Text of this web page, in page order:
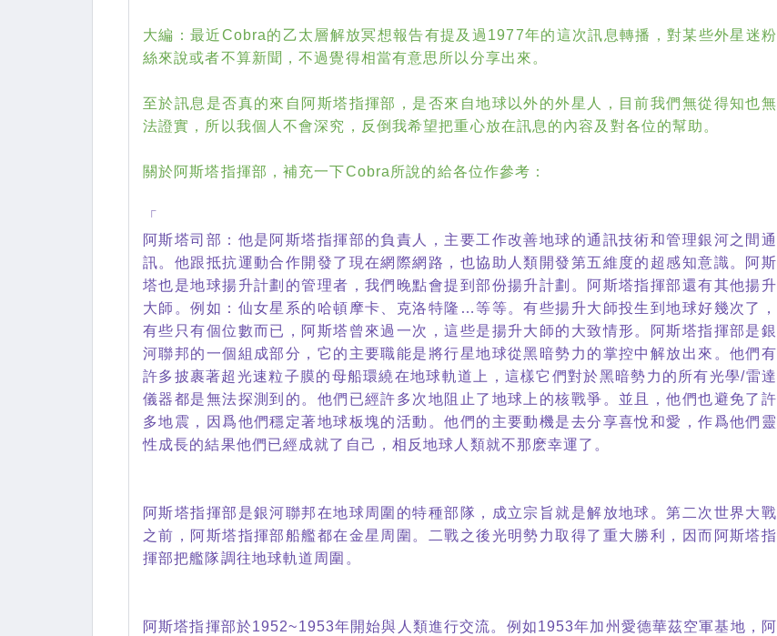
大編：最近Cobra的乙太層解放冥想報告有提及過1977年的這次訊息轉播，對某些外星迷粉
絲來說或者不算新聞，不過覺得相當有意思所以分享出來。
至於訊息是否真的來自阿斯塔指揮部，是否來自地球以外的外星人，目前我們無從得知也無
法證實，所以我個人不會深究，反倒我希望把重心放在訊息的內容及對各位的幫助。
關於阿斯塔指揮部，補充一下Cobra所說的給各位作參考：
「
阿斯塔司部：他是阿斯塔指揮部的負責人，主要工作改善地球的通訊技術和管理銀河之間通
訊。他跟抵抗運動合作開發了現在網際網路，也協助人類開發第五維度的超感知意識。阿斯
塔也是地球揚升計劃的管理者，我們晚點會提到部份揚升計劃。阿斯塔指揮部還有其他揚升
大師。例如：仙女星系的哈頓摩卡、克洛特隆…等等。有些揚升大師投生到地球好幾次了，
有些只有個位數而已，阿斯塔曾來過一次，這些是揚升大師的大致情形。阿斯塔指揮部是銀
河聯邦的一個組成部分，它的主要職能是將行星地球從黑暗勢力的掌控中解放出來。他們有
許多披裹著超光速粒子膜的母船環繞在地球軌道上，這樣它們對於黑暗勢力的所有光學/雷達
儀器都是無法探測到的。他們已經許多次地阻止了地球上的核戰爭。並且，他們也避免了許
多地震，因爲他們穩定著地球板塊的活動。他們的主要動機是去分享喜悅和愛，作爲他們靈
性成長的結果他們已經成就了自己，相反地球人類就不那麽幸運了。
阿斯塔指揮部是銀河聯邦在地球周圍的特種部隊，成立宗旨就是解放地球。第二次世界大戰
之前，阿斯塔指揮部船艦都在金星周圍。二戰之後光明勢力取得了重大勝利，因而阿斯塔指
揮部把艦隊調往地球軌道周圍。
阿斯塔指揮部於1952~1953年開始與人類進行交流。例如1953年加州愛德華茲空軍基地，阿